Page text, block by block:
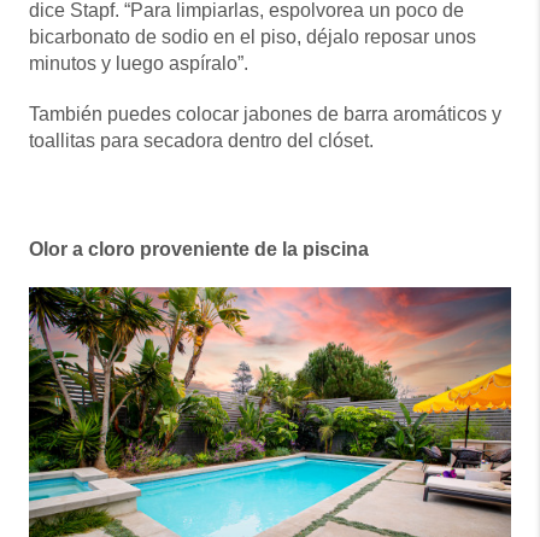
dice Stapf. “Para limpiarlas, espolvorea un poco de
bicarbonato de sodio en el piso, déjalo reposar unos
minutos y luego aspíralo”.
También puedes colocar jabones de barra aromáticos y
toallitas para secadora dentro del clóset.
Olor a cloro proveniente de la piscina